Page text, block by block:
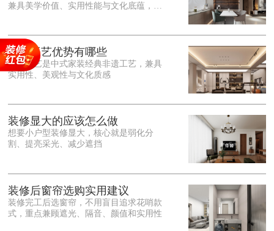
兼具美学价值、实用性能与文化底蕴，优
雕细琢的砖、木、石雕为特色，线条古朴
大气，意境悠远，自带东方中式雅致韵
味，耐看且不易过时。<o:p></o:p> 在工
艺品质上，徽派工艺遵循古法匠心工序，
保耐用，抗风化、耐腐蚀，使用
徽派工艺优势有哪些
徽派工艺是中式家装经典非遗工艺，兼具
实用性、美观性与文化质感
装修显大的应该怎么做
想要小户型装修显大，核心就是弱化分
割、提亮采光、减少遮挡
装修后窗帘选购实用建议
装修完工后选窗帘，不用盲目追求花哨款
式，重点兼顾遮光、隔音、颜值和实用性